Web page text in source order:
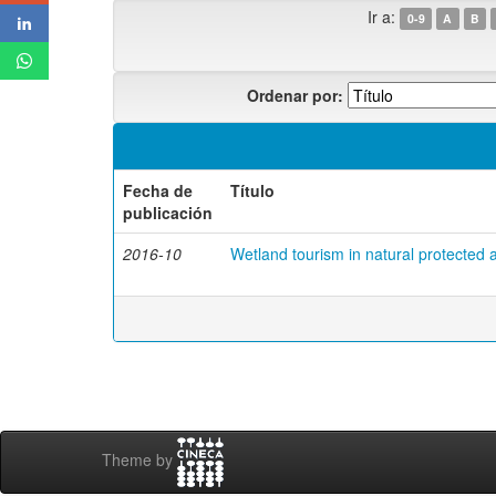
Ir a: 0-9 A B
Ordenar por:
Fecha de
publicación
Título
2016-10 Wetland tourism in natural protected
Theme by